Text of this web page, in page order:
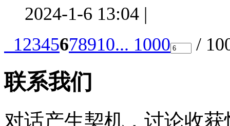
2024-1-6 13:04 |
12345678910... 1000 /
联系我们
对话产生契机，讨论收